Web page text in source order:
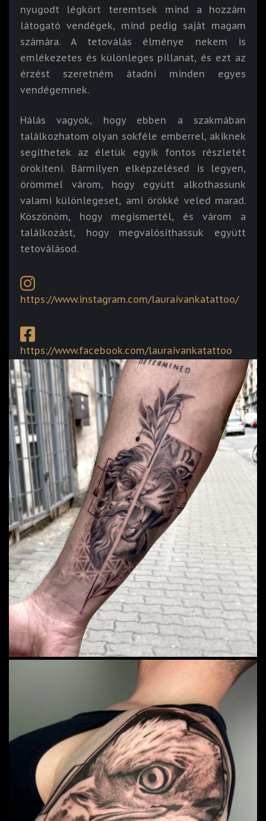
nyugodt légkört teremtsek mind a hozzám
látogató vendégek, mind pedig saját magam
számára. A tetoválás élménye nekem is
emlékezetes és különleges pillanat, és ezt az
érzést szeretném átadni minden egyes
vendégemnek.
Hálás vagyok, hogy ebben a szakmában
találkozhatom olyan sokféle emberrel, akiknek
segíthetek az életük egyik fontos részletét
örökíteni. Bármilyen elképzelésed is legyen,
örömmel várom, hogy együtt alkothassunk
valami különlegeset, ami örökké veled marad.
Köszönöm, hogy megismertél, és várom a
találkozást, hogy megvalósíthassuk együtt
tetoválásod.
https://www.instagram.com/lauraivankatattoo/
https://www.facebook.com/lauraivankatattoo